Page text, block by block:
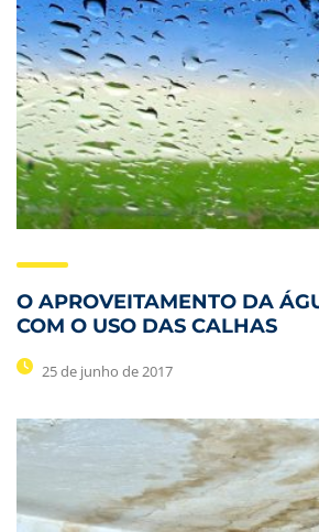
O APROVEITAMENTO DA
COM O USO DAS CALHAS
25 de junho de 2017